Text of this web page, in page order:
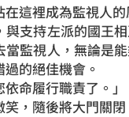
這裡成為監視人的
與支持左派的國王
監視人，無論是
的絕佳機會。
命履行職責了。」
，隨後將大門關